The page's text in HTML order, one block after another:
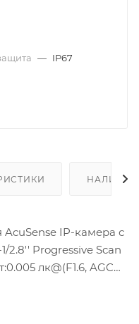
— IP67
НАЛИЧИЕ
IP-камера с
Progressive Scan
лк@(F1.6, AGC